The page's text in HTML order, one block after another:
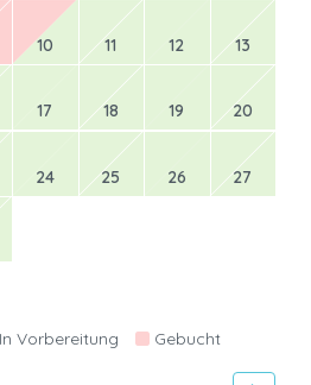
10 11 12 13
17 18 19 20
24 25 26 27
In Vorbereitung Gebucht